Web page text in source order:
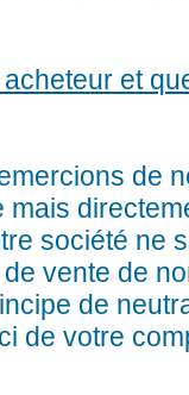
et
de
mais
société ne
vente de
de
de votre